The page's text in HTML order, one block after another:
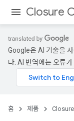
Closure
Google은 AI 기술을
다. AI 번역에는 오류가
홈 제품